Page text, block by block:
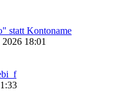
statt Kontoname
18:01